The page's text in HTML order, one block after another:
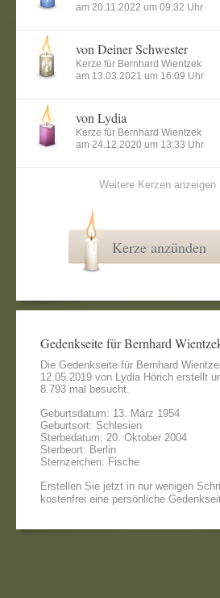
am 20.11.2022 um 09:32 Uhr
von Deiner Schwester
Kerze für Bernhard Wientzek
am 13.03.2021 um 16:09 Uhr
von Lydia
Kerze für Bernhard Wientzek
am 24.12.2020 um 13:33 Uhr
Weitere Kerzen anzeigen
Kerze anzünden
Gedenkseite für Bernhard
Die Gedenkseite für Bernhard
12.05.2019 von Lydia Hörich erstellt
8.793 mal besucht.
Geburtsdatum: 13. März 1954
Geburtsort: Schlesien
Sterbedatum: 20. Oktober 2004
Sterbeort: Berlin
Sternzeichen: Fische
Erstellen Sie jetzt in nur wenigen
kostenfrei eine persönliche